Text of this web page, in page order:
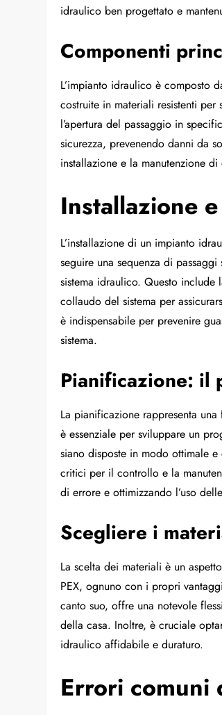
idraulico ben progettato e
Componenti
L’impianto idraulico è composto
costruite in materiali resistenti
l’apertura del passaggio in
sicurezza, prevenendo danni da
installazione e la manutenzione
Installazione
L’installazione di un impianto
seguire una sequenza di
sistema idraulico. Questo
collaudo del sistema per
è indispensabile per prevenire
sistema.
Pianificazione: il
La pianificazione rappresenta
è essenziale per sviluppare un
siano disposte in modo ottimale
critici per il controllo e la
di errore e ottimizzando l’uso
Scegliere i
La scelta dei materiali è un
PEX, ognuno con i propri
canto suo, offre una notevole
della casa. Inoltre, è cruciale
idraulico affidabile e duraturo.
Errori comuni